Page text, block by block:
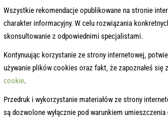
Wszystkie rekomendacje opublikowane na stronie
charakter informacyjny. W celu rozwiązania
skonsultowanie z odpowiednimi specjalistami.
Kontynuując korzystanie ze strony internetowej,
używanie plików cookies oraz fakt, że zapoznałeś się
cookie.
Przedruk i wykorzystanie materiałów ze strony
są dozwolone wyłącznie pod warunkiem